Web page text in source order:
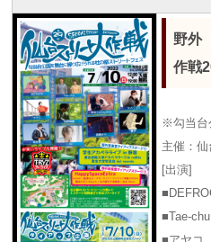
野外
作戦
※勾当台
主催：
[出演]
■Tae-chu